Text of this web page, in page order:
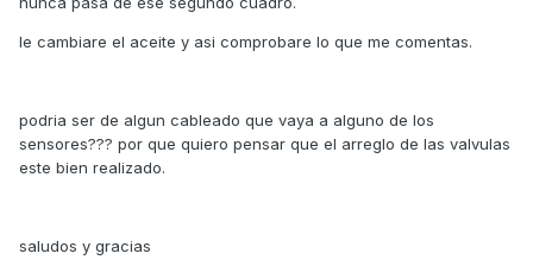
le cambiare el aceite y asi comprobare lo que me comentas.
podria ser de algun cableado que vaya a alguno de los
sensores??? por que quiero pensar que el arreglo de las valvulas
este bien realizado.
saludos y gracias